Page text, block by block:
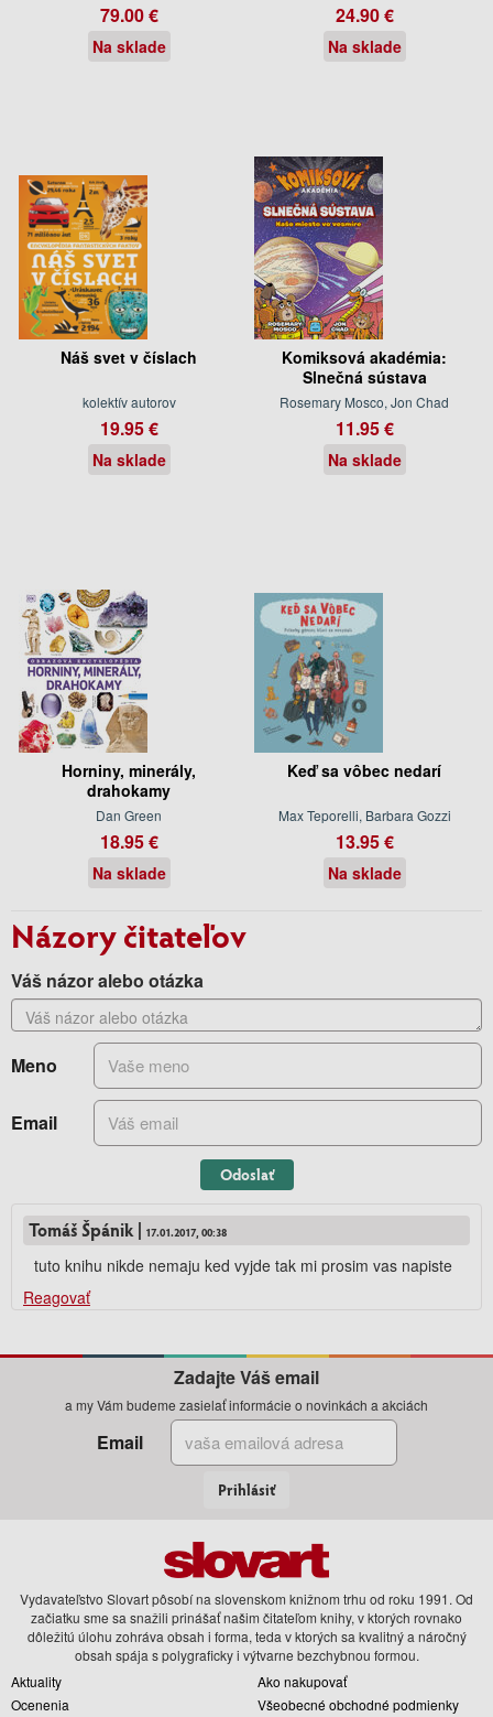
79.00 €
Na sklade
24.90 €
Na sklade
Náš svet v číslach
kolektív autorov
19.95 €
Na sklade
Komiksová akadémia:
Slnečná sústava
Rosemary Mosco, Jon Chad
11.95 €
Na sklade
Horniny, minerály,
drahokamy
Dan Green
18.95 €
Na sklade
Keď sa vôbec nedarí
Max Teporelli, Barbara Gozzi
13.95 €
Na sklade
Názory čitateľov
Váš názor alebo otázka
Meno
Email
Odoslať
Tomáš Špánik | 17.01.2017, 00:38
tuto knihu nikde nemaju ked vyjde tak mi prosim vas napiste
Reagovať
Zadajte Váš email
a my Vám budeme zasielať informácie o novinkách a akciách
Email
Prihlásiť
Vydavateľstvo Slovart pôsobí na slovenskom knižnom trhu od roku 1991. Od
začiatku sme sa snažili prinášať našim čitateľom knihy, v ktorých rovnako
dôležitú úlohu zohráva obsah i forma, teda v ktorých sa kvalitný a náročný
obsah spája s polygraficky i výtvarne bezchybnou formou.
Aktuality
Ocenenia
Ako nakupovať
Všeobecné obchodné podmienky